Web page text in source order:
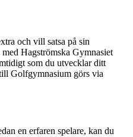
och vill satsa på sin
Hagströmska Gymnasiet
som du utvecklar ditt
Golfgymnasium görs via
en erfaren spelare, kan du